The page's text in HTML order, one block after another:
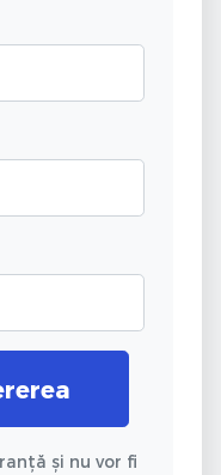
și nu vor fi